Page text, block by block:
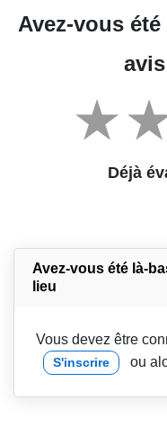
Avez-vous
Déjà
Avez-vous été là-
lieu
Vous devez être
S'inscrire ou